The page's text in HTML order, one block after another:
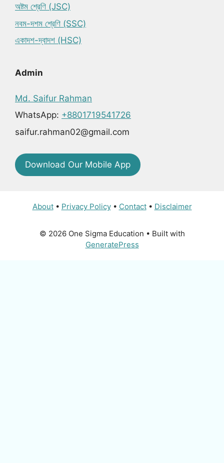
অষ্টম শ্রেণি (JSC)
নবম-দশম শ্রেণি (SSC)
একাদশ-দ্বাদশ (HSC)
Admin
Md. Saifur Rahman
WhatsApp: +8801719541726
saifur.rahman02@gmail.com
Download Our Mobile App
About• Privacy Policy• Contact• Disclaimer
© 2026 One Sigma Education • Built with
GeneratePress